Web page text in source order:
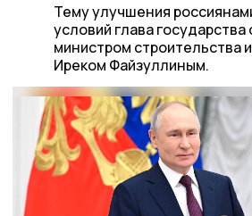
Тему улучшения
условий глава государства
министром строительства
Иреком Файзуллиным.